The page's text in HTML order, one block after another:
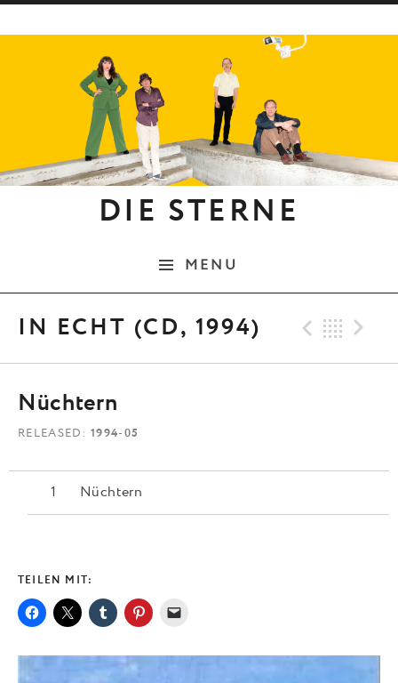
DIE STERNE
MENU
IN ECHT (CD, 1994)
Nüchtern
RELEASED 1994-05
Nüchtern
TEILEN MIT: